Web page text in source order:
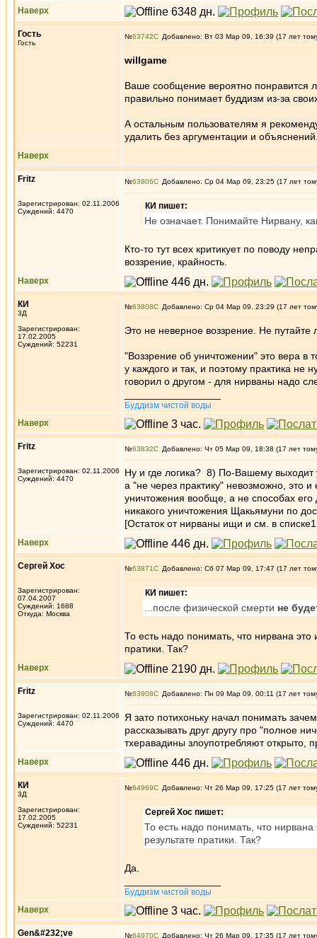
Наверх
Гость
Гость
№63742 Добавлено: Вт 03 Мар 09, 16:39 (17 лет
willgame
Ваше сообщение вероятно понравится
правильно понимает буддизм из-за
А остальным пользователям я
удалить без аргументации и
Наверх
Fritz
Зарегистрирован: 02.11.2006
Суждений: 4470
№63806 Добавлено: Ср 04 Мар 09, 23:25 (17 лет
КИ пишет:
Не означает. Понимайте Нирвану,
Кто-то тут всех критикует по поводу
воззрение, крайность.
Наверх
КИ
3Д
Зарегистрирован:
17.02.2005
Суждений: 52231
№63808 Добавлено: Ср 04 Мар 09, 23:29 (17 лет
Это не неверное воззрение. Не
"Воззрение об уничтожении" это вера в
у каждого и так, и поэтому практика
говорил о другом - для нирваны надо
Буддизм чистой воды
Наверх
Fritz
Зарегистрирован: 02.11.2006
Суждений: 4470
№63832 Добавлено: Чт 05 Мар 09, 18:38 (17 лет
Ну и где логика? 8) По-Вашему выходит
а "не через практику" невозможно, это
уничтожения вообще, а не способах
никакого уничтожения Щакьямуни по
[Остаток от нирваны ищи и см. в
Наверх
Сергей Хос
Зарегистрирован:
07.04.2007
Суждений: 1688
Откуда: Москва
№63871 Добавлено: Сб 07 Мар 09, 17:47 (17 лет
КИ пишет:
...после физической смерти не
То есть надо понимать, что нирвана это
пратики. Так?
Наверх
Fritz
Зарегистрирован: 02.11.2006
Суждений: 4470
№63908 Добавлено: Пн 09 Мар 09, 00:11 (17 лет
Я зато потихоньку начал понимать
рассказывать друг другу про "полное
тхеравадины злоупотребляют
Наверх
КИ
3Д
Зарегистрирован:
17.02.2005
Суждений: 52231
№64969 Добавлено: Чт 26 Мар 09, 17:25 (17 лет
Сергей Хос пишет:
То есть надо понимать, что
результате пратики. Так?
Да.
Буддизм чистой воды
Наверх
Gen&#232;ve №64970 Добавлено: Чт 26 Мар 09, 17:35 (17 лет